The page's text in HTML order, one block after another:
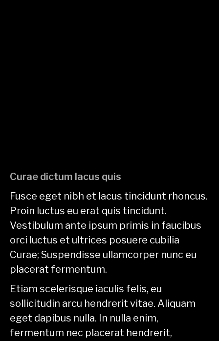
Curae dictum lacus quis
Fusce eget nibh et lacus tincidunt rhoncus.
Proin luctus eu erat quis tincidunt.
Vestibulum ante ipsum primis in faucibus
orci luctus et ultrices posuere cubilia
Curae; Suspendisse ullamcorper nunc eu
placerat fermentum.
Etiam scelerisque iaculis felis, eu
sollicitudin arcu hendrerit vitae. Aliquam
eget dapibus nulla. In nulla enim,
fermentum nec placerat hendrerit,